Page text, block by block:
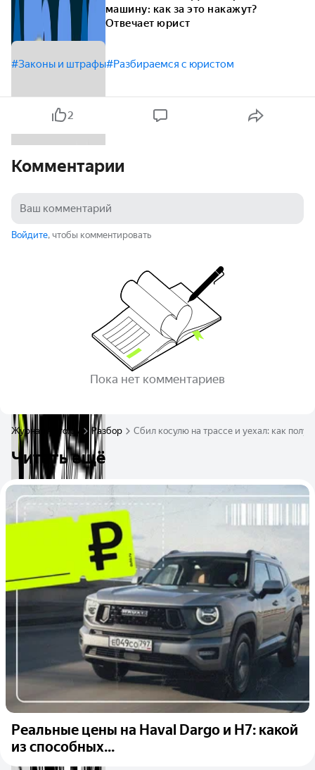
машину: как за это накажут?
Отвечает юрист
#Законы и штрафы#Разбираемся с юристом
2
Комментарии
Войдите, чтобы комментировать
Пока нет комментариев
Журнал Авто.ру Разбор Сбил косулю на трассе и уехал: как
Читать ещё
Реальные цены на Haval Dargo и H7: какой
из способных...